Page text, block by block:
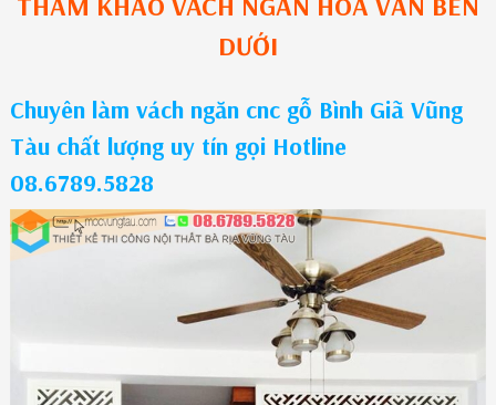
DƯỚI
Chuyên làm vách ngăn cnc gỗ Bình Giã Vũng
Tàu chất lượng uy tín gọi Hotline
08.6789.5828